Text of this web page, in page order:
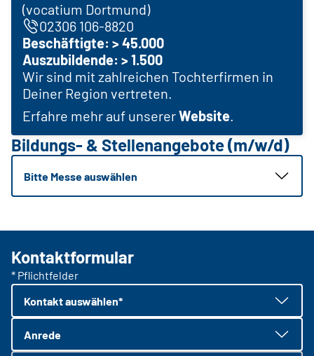
(vocatium Dortmund)
02306 106-8820
Beschäftigte: > 45.000
Auszubildende: > 1.500
Wir sind mit zahlreichen Tochterfirmen in
Deiner Region vertreten.
Erfahre mehr auf unsererWebsite.
Bildungs- & Stellenangebote (m/w/d)
Bitte Messe auswählen
Kontaktformular
* Pflichtfelder
Kontakt auswählen*
Anrede